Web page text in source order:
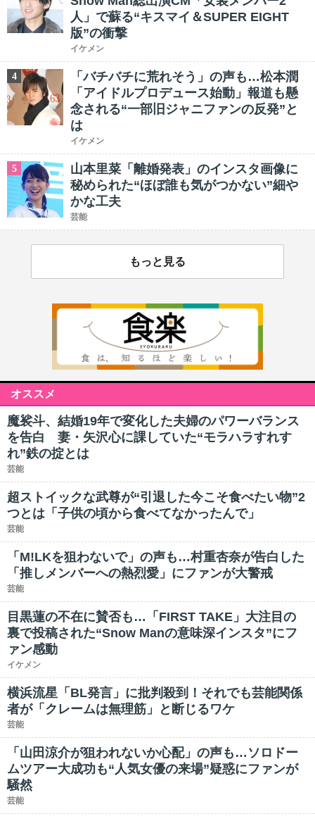
人」で蘇る“キスマイ＆SUPER EIGHT
版”の衝撃
イケメン
4
「バチバチに荒れそう」の声も…松本潤
「アイドルプロデュース始動」報道も懸
念される“一部旧ジャニファンの反発”と
は
イケメン
5
山本里菜「離婚発表」のインスタ画像に
秘められた“ほぼ誰も気がつかない”細や
かな工夫
芸能
もっと見る
オススメ
魔裟斗、結婚19年で変化した夫婦のパワーバランス
を告白 妻・矢沢心に課していた“モラハラすれす
れ”鉄の掟とは
芸能
超ストイックな武尊が“引退した今こそ食べたい物”2
つとは「子供の頃から食べてなかったんで」
芸能
「M!LKを狙わないで」の声も…村重杏奈が告白した
「推しメンバーへの熱烈愛」にファンが大警戒
芸能
目黒蓮の不在に賛否も…「FIRST TAKE」大注目の
裏で投稿された“Snow Manの意味深インスタ”にフ
ァン感動
イケメン
横浜流星「BL発言」に批判殺到！それでも芸能関係
者が「クレームは無理筋」と断じるワケ
芸能
「山田涼介が狙われないか心配」の声も…ソロドー
ムツアー大成功も“人気女優の来場”疑惑にファンが
騒然
芸能